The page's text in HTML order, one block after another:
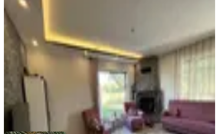
2+1·140 m²
20.000.000 ₺
Körfez EmlakHüseyin Çalışkan